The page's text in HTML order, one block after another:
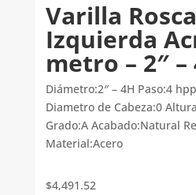
Varilla
Izquierda
metro – 2″ –
Diámetro:2″ – 4H Paso:4
Diametro de Cabeza:0
Grado:A Acabado:Natural
Material:Acero
$4,491.52